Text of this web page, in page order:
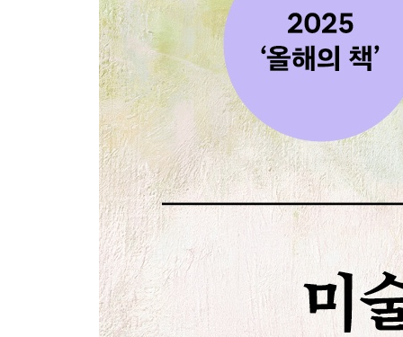
100년 동안 그림에서 지워져야만 했던 남자
모두가 침묵할 때, 흑백이 외쳤다
확대할수록 수상한 디테일이 보이는 그림?
지나치게 아름다워서 이상한 의심을 받은 화가
[요즘 미술] 검은색 하나로 전 세계를 발칵 뒤집은
3장. “꼭 말로 하지 않아도 느껴졌지” ~연애소설보
폭풍우 속 도망치는 연인에 얽힌 은밀한 진실
모두가 외면했기에 누구보다 따스했던
아무 말 없어도 대답이 들려오는 그림
“전애인과 재회할 수 있을까요?”
좋아하는 여자에게 고백하고 비웃음을 당한 남자
아내를 300번 넘게 그린 사랑꾼의 찝찝한 비밀
바람난 남자친구 때문에 그림을 그만둔 화가